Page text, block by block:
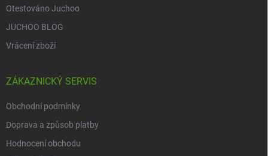
Otestováno Juchoo
JUCHOO BLOG
Vrácení zboží
ZÁKAZNICKÝ SERVIS
Obchodní podmínky
Doprava a způsob platby
Hodnocení obchodu